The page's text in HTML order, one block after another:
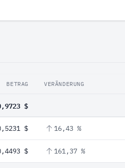
BETRAG VERÄNDERUNG
$
$ 16,43 %
$ 161,37 %